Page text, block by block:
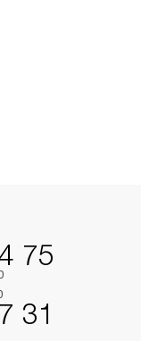
75
31